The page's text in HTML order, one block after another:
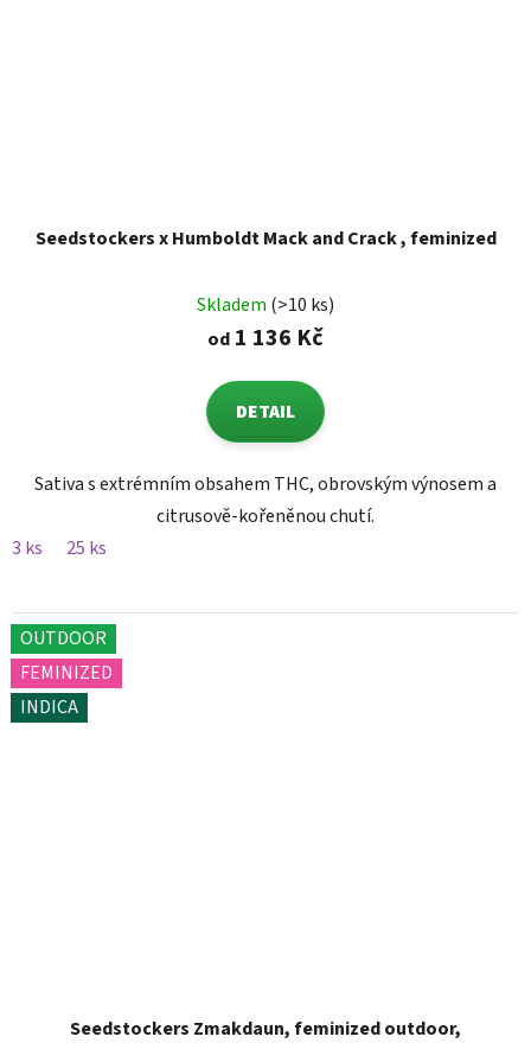
Seedstockers x Humboldt Mack and Crack , feminized
Skladem (>10 ks)
od 1 136 Kč
DETAIL
Sativa s extrémním obsahem THC, obrovským výnosem a
citrusově-kořeněnou chutí.
3 ks
25 ks
OUTDOOR
FEMINIZED
INDICA
Seedstockers Zmakdaun, feminized outdoor,